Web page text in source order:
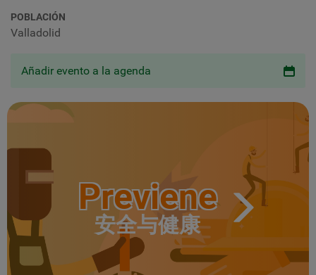
POBLACIÓN
Valladolid
Añadir evento a la agenda
Previene
安全与健康